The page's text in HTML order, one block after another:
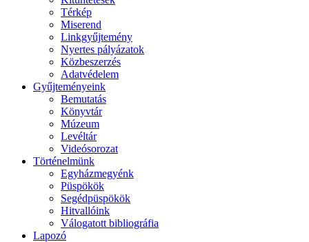
Térkép
Miserend
Linkgyűjtemény
Nyertes pályázatok
Közbeszerzés
Adatvédelem
Gyűjteményeink
Bemutatás
Könyvtár
Múzeum
Levéltár
Videósorozat
Történelmünk
Egyházmegyénk
Püspökök
Segédpüspökök
Hitvallóink
Válogatott bibliográfia
Lapozó